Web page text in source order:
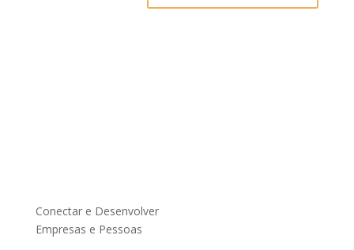
Conectar e Desenvolver
Empresas e Pessoas